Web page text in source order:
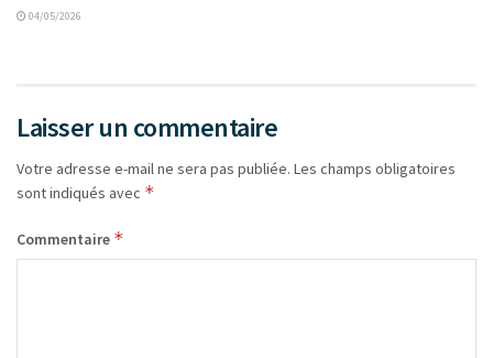
04/05/2026
Laisser un commentaire
Votre adresse e-mail ne sera pas publiée. Les champs obligatoires
sont indiqués avec *
Commentaire *